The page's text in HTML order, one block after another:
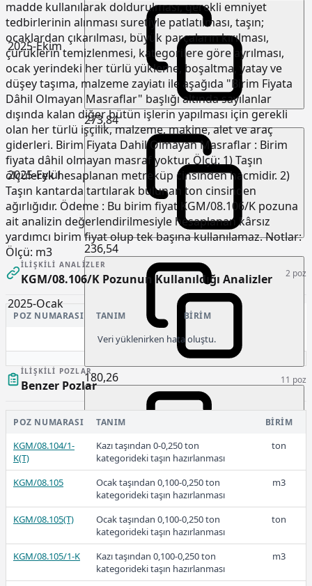
2025-Ekim
2025-Eylül
273,84
2025-Ocak
236,54
180,26
2023-2
115,95
madde kullanılarak doldurulması, gerekli emniyet
tedbirlerinin alınması suretiyle patlatılması, taşın;
ocaklardan çıkarılması, büyük parçaların kırılması,
çürüklerin temizlenmesi, kategorilere göre ayrılması,
ocak yerindeki her türlü yükleme, boşaltma, yatay ve
düşey taşıma, malzeme zayiatı ile aşağıda "Birim Fiyata
Dâhil Olmayan Masraflar" başlığı altında sayılanlar
dışında kalan diğer bütün işlerin yapılması için gerekli
olan her türlü işçilik, malzeme, makine, alet ve araç
giderleri. Birim Fiyata Dahil Olmayan Masraflar : Birim
fiyata dâhil olmayan masraf yoktur. Ölçü: 1) Taşın
ölçülerek hesaplanan metreküp cinsinden hacmidir. 2)
Taşın kantarda tartılarak bulunan ton cinsinden
ağırlığıdır. Ödeme : Bu birim fiyat KGM/08.106/K pozuna
ait analizin değerlendirilmesiyle hesaplanan kârsız
yardımcı birim fiyat olup tek başına kullanılamaz. Notlar:
Ölçü: m3
İLIŞKILI ANALIZLER
KGM/08.106/K Pozunun Kullanıldığı Analizler 2 poz
POZ NUMARASI TANIM BIRIM
Veri yüklenirken hata oluştu.
İLIŞKILI POZLAR
Benzer Pozlar 11 poz
POZ NUMARASI TANIM BIRIM
KGM/08.104/1-
K(T)
Kazı taşından 0-0,250 ton
kategorideki taşın hazırlanması
ton
KGM/08.105
Ocak taşından 0,100-0,250 ton
kategorideki taşın hazırlanması
m3
KGM/08.105(T)
Ocak taşından 0,100-0,250 ton
kategorideki taşın hazırlanması
ton
KGM/08.105/1-K
Kazı taşından 0,100-0,250 ton
kategorideki taşın hazırlanması
m3